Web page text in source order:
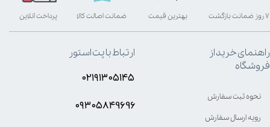
بهترین قیمت پرداخت آنلاین ۷ روز ضمانت بازگشت ضمانت اصالت کالا
راهنمای خرید از
فروشگاه
نحوه ثبت سفارش
رویه ارسال سفارش
ارتباط با پت استور
۰۲۱۹۱۳۰۵۱۴۵
۰۹۳۰۵8۴9696